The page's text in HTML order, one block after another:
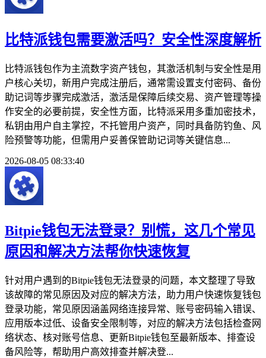
比特派钱包需要激活吗？安全性深度解析
比特派钱包作为主流数字资产钱包，其激活机制与安全性是用
户核心关切，新用户完成注册后，通常需设置支付密码、备份
助记词等步骤完成激活，激活是保障后续交易、资产管理等操
作安全的必要前提，安全性方面，比特派采用多重加密技术，
私钥由用户自主掌控，不托管用户资产，同时具备防钓鱼、风
险预警等功能，但需用户妥善保管助记词等关键信息...
2026-08-05 08:33:40
Bitpie钱包无法登录？别慌，这几个常见
原因和解决方法帮你快速恢复
针对用户遇到的Bitpie钱包无法登录的问题，本文整理了导致
该故障的常见原因及对应的解决方法，助力用户快速恢复钱包
登录功能，常见原因涵盖网络连接异常、账号密码输入错误、
应用版本过低、设备安全限制等，对应的解决方法包括检查网
络状态、核对账号信息、更新Bitpie钱包至最新版本、排查设
备风险等，帮助用户高效排查并解决登...